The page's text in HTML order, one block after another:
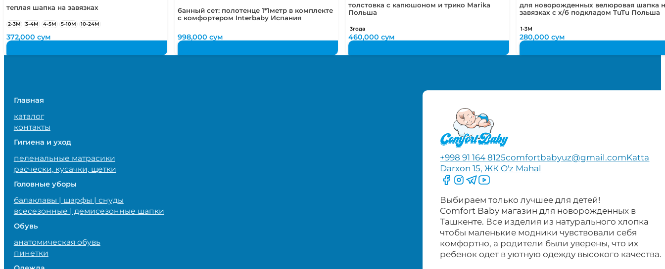
теплая шапка на завязках
2-3М 3-4М 4-5М 5-10М 10-24М
372,000сум
банный сет: полотенце 1*1метр в комплекте
с комфортером Interbaby Испания
998,000 сум
толстовка с капюшоном и трико Marika
Польша
3года
460,000сум
для новорожденных велюровая шапка
завязках с х/б подкладом TuTu Польша
1-3М
280,000 сум
Главная
каталог
контакты
Гигиена и уход
пеленальные матрасики
расчески, кусачки, щетки
Головные уборы
балаклавы | шарфы | снуды
всесезонные | демисезонные шапки
Обувь
анатомическая обувь
пинетки
+998 91 164 8125comfortbabyuz@gmail.comKatta
Darxon 15, ЖК O'z Mahal
Следите за нами на Facebook
Следите за нами в Instagram
Следите за нами в Telegram
Следите за нами в YouTube
Выбираем только лучшее для детей!
Comfort Baby магазин для новорожденных в
Ташкенте. Все изделия из натурального хлопка
чтобы маленькие модники чувствовали себя
комфортно, а родители были уверены, что их
ребенок одет в уютную одежду высокого качества.